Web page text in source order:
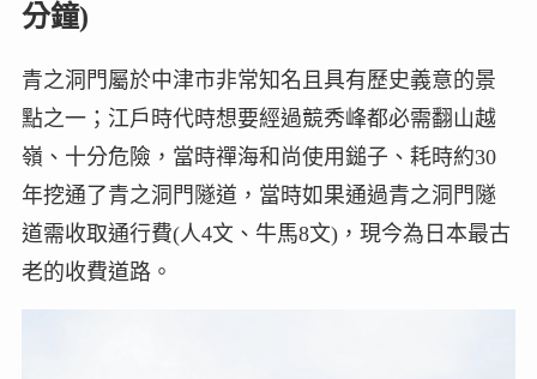
分鐘)
青之洞門屬於中津市非常知名且具有歷史義意的景
點之一；江戶時代時想要經過競秀峰都必需翻山越
嶺、十分危險，當時禪海和尚使用鎚子、耗時約30
年挖通了青之洞門隧道，當時如果通過青之洞門隧
道需收取通行費(人4文、牛馬8文)，現今為日本最古
老的收費道路。